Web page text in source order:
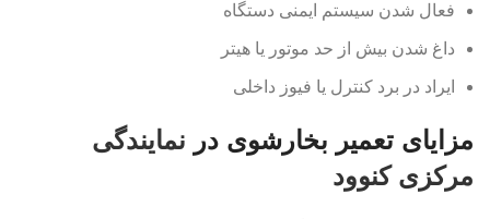
فعال شدن سیستم ایمنی دستگاه
داغ شدن بیش از حد موتور یا هیتر
ایراد در برد کنترل یا فیوز داخلی
مزایای تعمیر بخارشوی در نمایندگی
مرکزی کنوود